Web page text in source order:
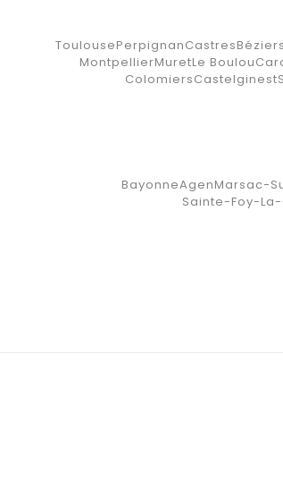
ToulousePerpignanCastresBéziers
MontpellierMuretLe Boulou
ColomiersCastelginest
BayonneAgenMarsac-
Sainte-Foy-